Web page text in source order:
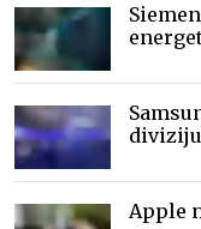
diviziju
Apple